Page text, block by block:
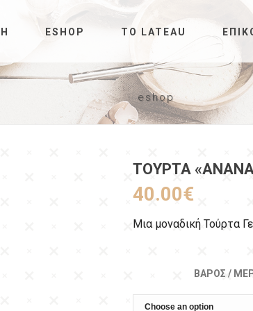
ESHOP ΤΟ LATEAU
eshop
ΤΟΎΡΤΑ
40.00€
Μια μοναδική Τούρτα
ΒΆΡΟΣ /